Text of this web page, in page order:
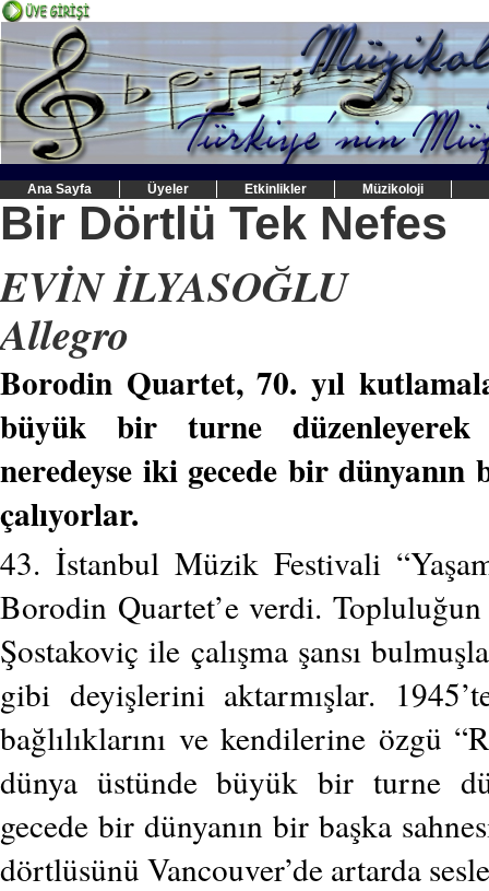
Ana Sayfa Üyeler Etkinlikler Müzikoloji
Bir Dörtlü Tek Nefes
EVİN İLYASOĞLU
Allegro
Borodin Quartet, 70. yıl
büyük bir turne düzenleyerek
neredeyse iki gecede bir dünyanın
çalıyorlar.
43. İstanbul Müzik Festivali
Borodin Quartet’e verdi. Topluluğun
Şostakoviç ile çalışma şansı
gibi deyişlerini aktarmışlar.
bağlılıklarını ve kendilerine özgü
dünya üstünde büyük bir turne
gecede bir dünyanın bir başka
dörtlüsünü Vancouver’de artarda